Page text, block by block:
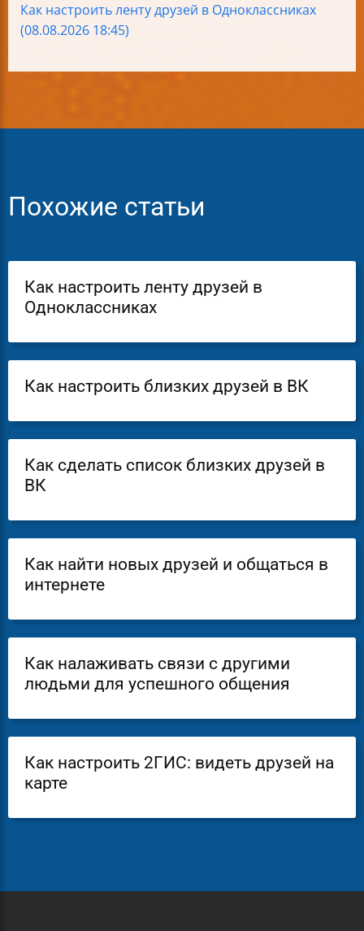
Как настроить ленту друзей в Одноклассниках
(08.08.2026 18:45)
Похожие статьи
Как настроить ленту друзей в
Одноклассниках
Как настроить близких друзей в ВК
Как сделать список близких друзей в
ВК
Как найти новых друзей и общаться в
интернете
Как налаживать связи с другими
людьми для успешного общения
Как настроить 2ГИС: видеть друзей на
карте